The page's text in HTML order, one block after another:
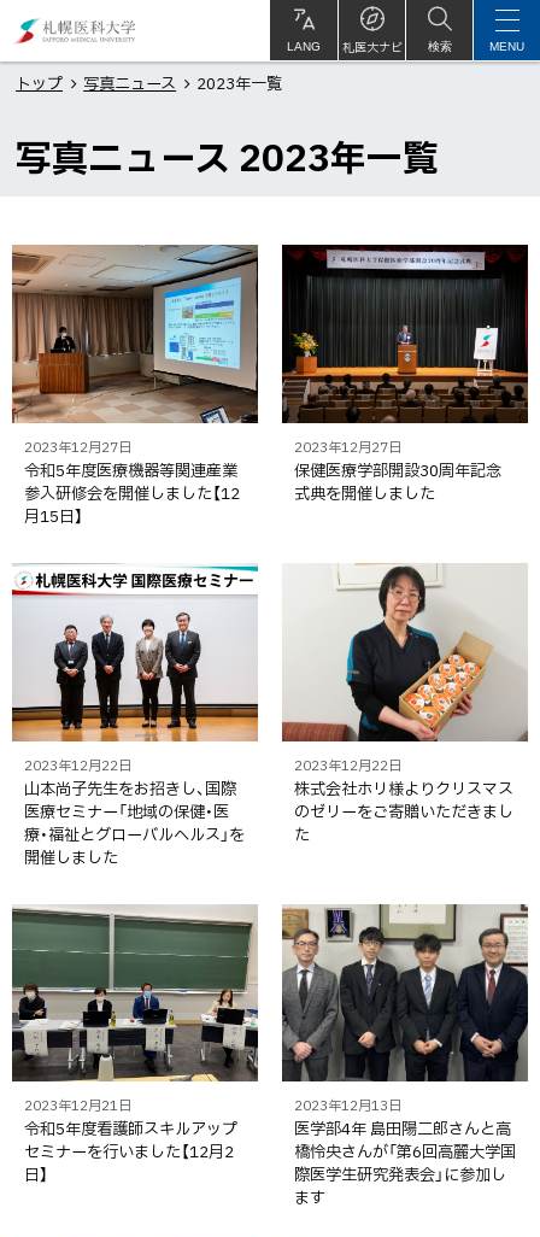
文
へ
ニ
へ
医
大
LANG 札医大ナビ
サ
イ
検索 MENU
トップ 写真ニュース 2023年一覧
写真ニュース 2023年一覧
ペ
ー
ジ
内
目
次
一
覧
一
覧
2023年12月27日
令和5年度医療機器等関連産業
参入研修会を開催しました【12
月15日】
2023年12月27日
保健医療学部開設30周年記念
式典を開催しました
2023年12月22日
山本尚子先生をお招きし、国際
医療セミナー「地域の保健・医
療・福祉とグローバルヘルス」を
開催しました
2023年12月22日
株式会社ホリ様よりクリスマス
のゼリーをご寄贈いただきまし
た
2023年12月21日
令和5年度看護師スキルアップ
セミナーを行いました【12月2
日】
2023年12月13日
医学部4年 島田陽二郎さんと高
橋怜央さんが「第6回高麗大学国
際医学生研究発表会」に参加し
ます